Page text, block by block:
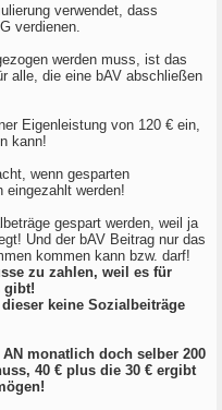
verwendet, dass
verdienen.
werden muss, ist das
alle, die eine bAV abschließen
Eigenleistung von 120 € ein,
kann!
wenn gesparten
eingezahlt werden!
gespart werden, weil ja
Und der bAV Beitrag nur das
kommen kann bzw. darf!
zu zahlen, weil es für
gibt!
keine Sozialbeiträge
monatlich doch selber 200
40 € plus die 30 € ergibt